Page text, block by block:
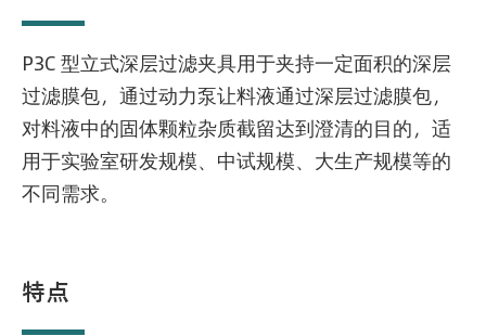
P3C 型立式深层过滤夹具用于夹持一定面积的深层
过滤膜包，通过动力泵让料液通过深层过滤膜包，
对料液中的固体颗粒杂质截留达到澄清的目的，适
用于实验室研发规模、中试规模、大生产规模等的
不同需求。
特点